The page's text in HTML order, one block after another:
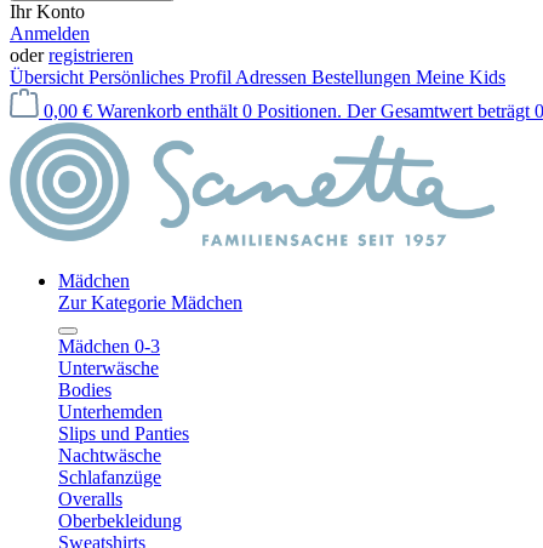
Ihr Konto
Anmelden
oderregistrieren
Übersicht Persönliches Profil Adressen Bestellungen Meine Kids
0,00 € Warenkorb enthält 0 Positionen. Der Gesamtwert beträgt
Mädchen
Zur Kategorie Mädchen
Mädchen 0-3
Unterwäsche
Bodies
Unterhemden
Slips und Panties
Nachtwäsche
Schlafanzüge
Overalls
Oberbekleidung
Sweatshirts